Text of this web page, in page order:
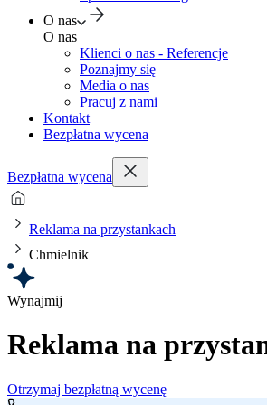
O nas
O nas
Klienci o nas - Referencje
Poznajmy się
Media o nas
Pracuj z nami
Kontakt
Bezpłatna wycena
Bezpłatna wycena
Reklama na przystankach
Chmielnik
Wynajmij
Reklama na
Otrzymaj bezpłatną wycenę